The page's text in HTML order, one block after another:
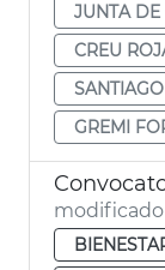
JUNTA
CREU
GREMI
modificado